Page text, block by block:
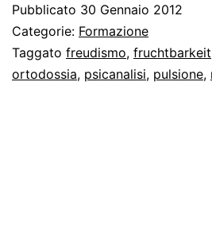
Pubblicato 30 Gennaio 2012
Categorie: Formazione
Taggato freudismo, fruchtbarkeit
ortodossia, psicanalisi, pulsione,